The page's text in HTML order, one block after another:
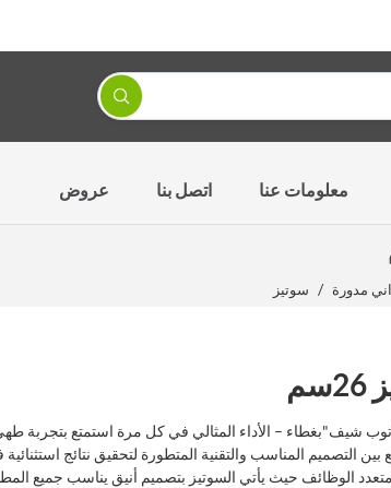
معلومات عنا اتصل بنا عروض
مدورة / سوتيز
شيف"بغطاء – الأداء المثالي في كل مرة استمتع بتجربة
بين التصميم المناسب والتقنية المتطورة لتحقيق نتائج
الوظائف حيث يأتي السوتيز بتصميم أنيق يناسب جميع